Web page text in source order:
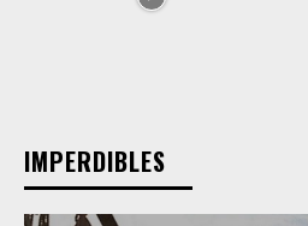
IMPERDIBLES